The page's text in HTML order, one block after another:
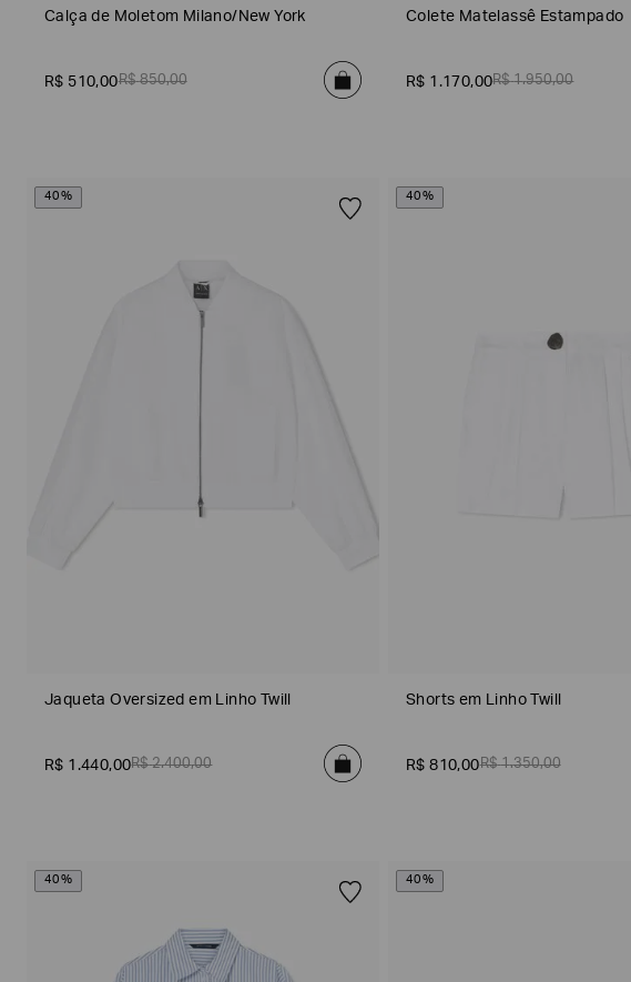
s
s
)(
)
Calça de Moletom Milano/New York
R$ 510,00R$ 850,00
Colete Matelassê Estampado
R$ 1 .170,00R$ 1.950,00
40%
Jaqueta Oversized em Linho Twill
R$ 1 .440,00R$ 2.400,00
40%
Shorts em Linho Twill
R$ 810,00R$ 1.350,00
40% 40%